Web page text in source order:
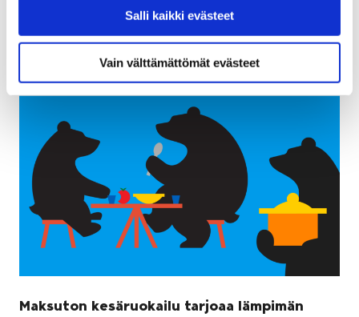
Salli kaikki evästeet
Vain välttämättömät evästeet
liikennejärjestelyihin ja pysäköintiin tulee tilapäisiä…
Maksuton kesäruokailu tarjoaa lämpimän